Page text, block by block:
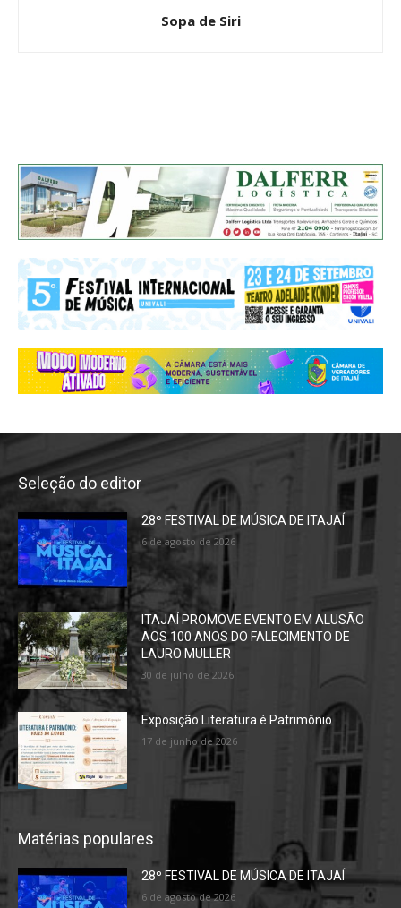
Sopa de Siri
Seleção do editor
28º FESTIVAL DE MÚSICA DE ITAJAÍ
6 de agosto de 2026
ITAJAÍ PROMOVE EVENTO EM ALUSÃO
AOS 100 ANOS DO FALECIMENTO DE
LAURO MÜLLER
30 de julho de 2026
Exposição Literatura é Patrimônio
17 de junho de 2026
Matérias populares
28º FESTIVAL DE MÚSICA DE ITAJAÍ
6 de agosto de 2026